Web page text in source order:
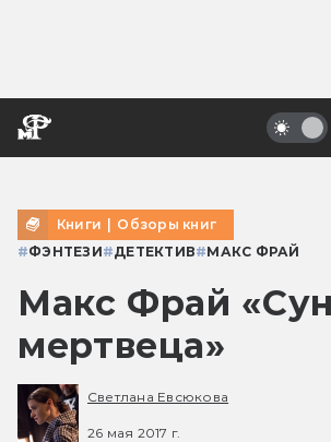
Книги | Обзоры книг
#ФЭНТЕЗИ#ДЕТЕКТИВ#МАКС ФРАЙ
Макс Фрай
мертвеца»
Светлана Евсюкова
26 мая 2017 г.